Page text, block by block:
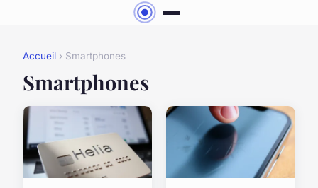
Accueil › Smartphones
Smartphones